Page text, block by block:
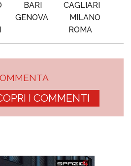
BARI
CAGLIARI
GENOVA
MILANO
ROMA
I COMMENTI